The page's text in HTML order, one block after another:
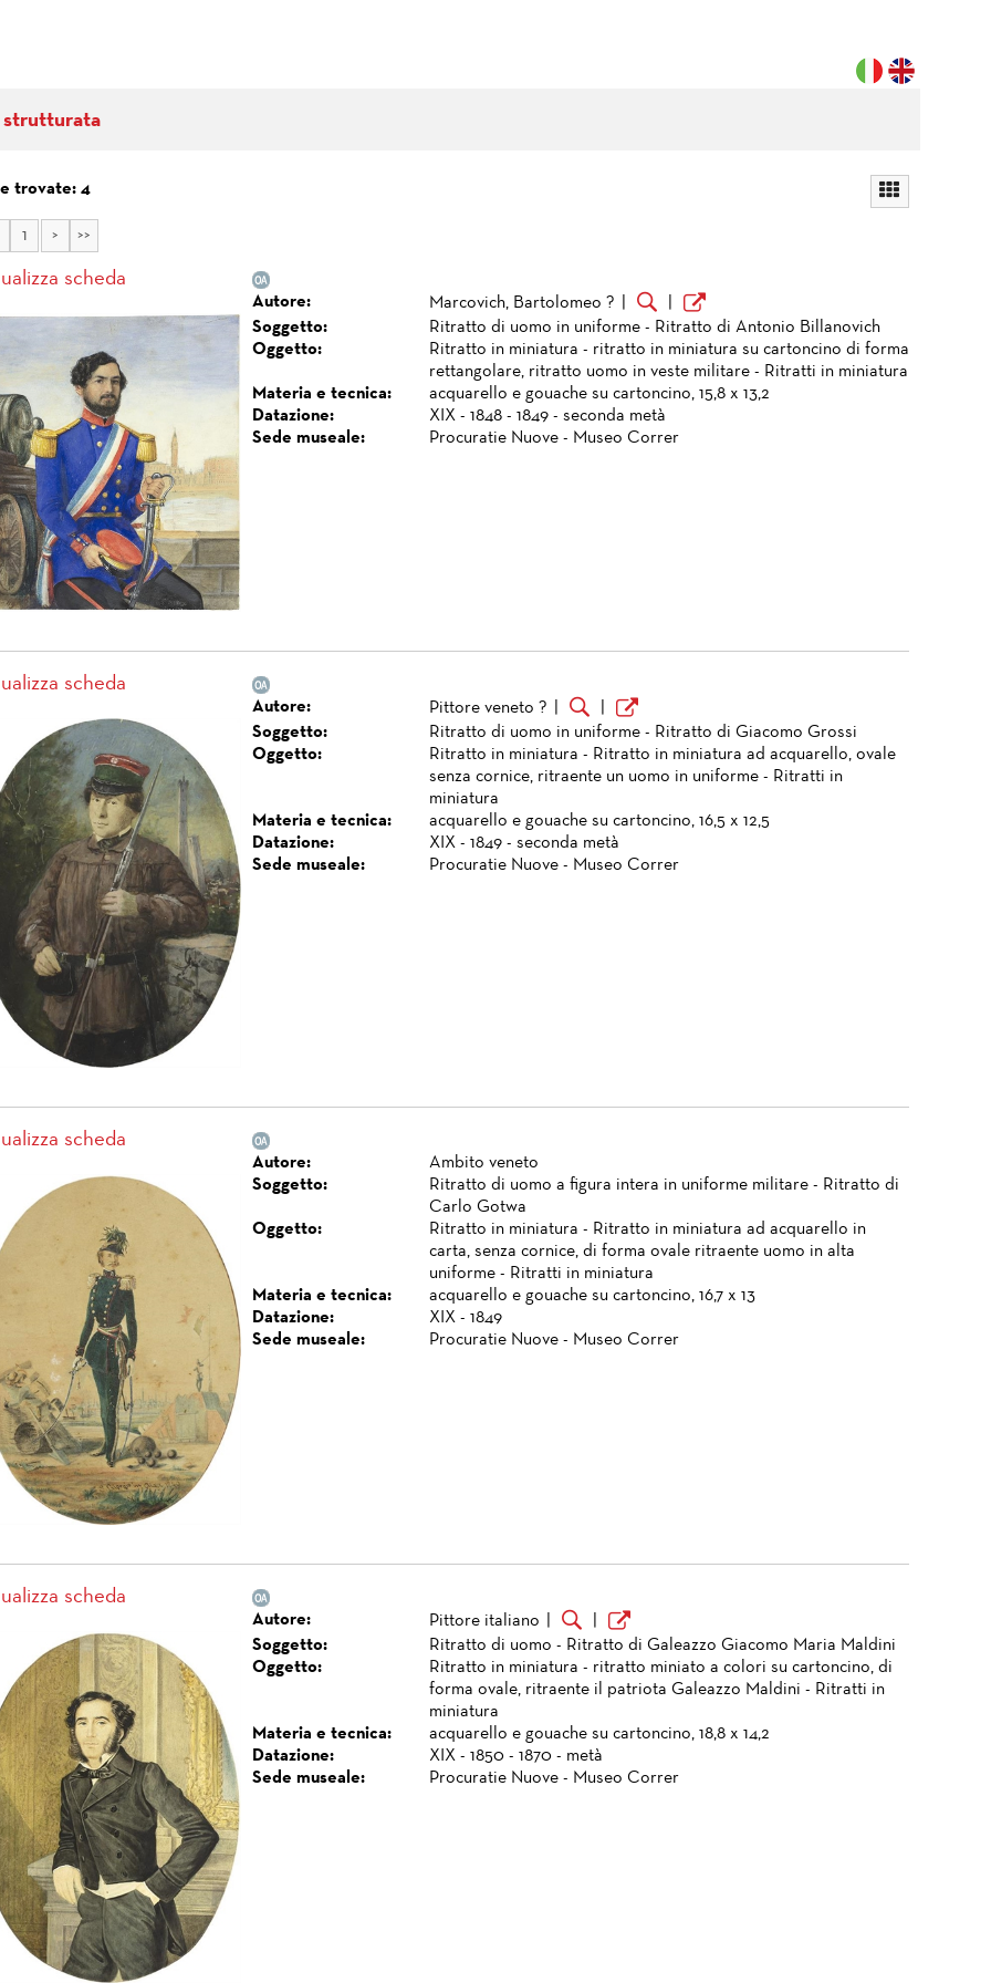
strutturata
trovate: 4
1 > >>
scheda
Autore: Marcovich, Bartolomeo ?
Soggetto:
Ritratto di uomo in uniforme - Ritratto di Antonio Billanovich
Oggetto:
Ritratto in miniatura - ritratto in miniatura su cartoncino di forma
rettangolare, ritratto uomo in veste militare - Ritratti in miniatura
Materia e tecnica:
acquarello e gouache su cartoncino, 15,8 x 13,2
Datazione:
XIX - 1848 - 1849 - seconda metà
Sede museale:
Procuratie Nuove - Museo Correr
scheda
Autore: Pittore veneto ?
Soggetto:
Ritratto di uomo in uniforme - Ritratto di Giacomo Grossi
Oggetto:
Ritratto in miniatura - Ritratto in miniatura ad acquarello, ovale
senza cornice, ritraente un uomo in uniforme - Ritratti in
miniatura
Materia e tecnica:
acquarello e gouache su cartoncino, 16,5 x 12,5
Datazione:
XIX - 1849 - seconda metà
Sede museale:
Procuratie Nuove - Museo Correr
scheda
Autore:
Ambito veneto
Soggetto:
Ritratto di uomo a figura intera in uniforme militare - Ritratto di
Carlo Gotwa
Oggetto:
Ritratto in miniatura - Ritratto in miniatura ad acquarello in
carta, senza cornice, di forma ovale ritraente uomo in alta
uniforme - Ritratti in miniatura
Materia e tecnica:
acquarello e gouache su cartoncino, 16,7 x 13
Datazione:
XIX - 1849
Sede museale:
Procuratie Nuove - Museo Correr
scheda
Autore: Pittore italiano
Soggetto:
Ritratto di uomo - Ritratto di Galeazzo Giacomo Maria Maldini
Oggetto:
Ritratto in miniatura - ritratto miniato a colori su cartoncino, di
forma ovale, ritraente il patriota Galeazzo Maldini - Ritratti in
miniatura
Materia e tecnica:
acquarello e gouache su cartoncino, 18,8 x 14,2
Datazione:
XIX - 1850 - 1870 - metà
Sede museale:
Procuratie Nuove - Museo Correr